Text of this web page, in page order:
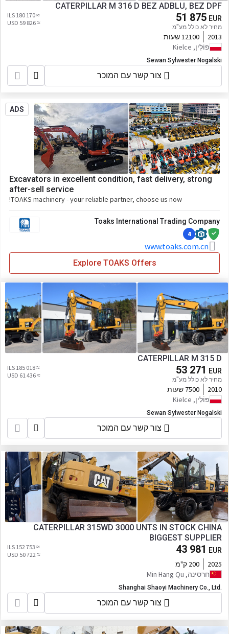
CATERPILLAR M 316 D BEZ ADBLU, BEZ DPF
51 875 EUR
מחיר לא כולל מע"מ
≈ 180 170 ILS
≈ 59 826 USD
2013
12100 שעות
פּוֹלִין, Kielce
Sewan Sylwester Nogalski
צור קשר עם המוכר
ADS
Excavators in excellent condition, fast delivery, strong
after-sell service
TOAKS machinery - your reliable partner, choose us now!
Toaks International Trading Company
4
www.toaks.com.cn
Explore TOAKS Offers
CATERPILLAR M 315 D
53 271 EUR
מחיר לא כולל מע"מ
≈ 185 018 ILS
≈ 61 436 USD
2010
7500 שעות
פּוֹלִין, Kielce
Sewan Sylwester Nogalski
צור קשר עם המוכר
CATERPILLAR 315WD 3000 UNTS IN STOCK CHINA
BIGGEST SUPPLIER
43 981 EUR
≈ 152 753 ILS
≈ 50 722 USD
2025
200 ק"מ
חרסינה, Min Hang Qu
Shanghai Shaoyi Machinery Co., Ltd.
צור קשר עם המוכר